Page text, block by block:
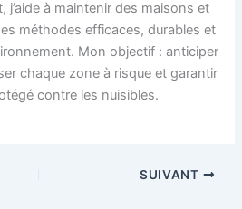
j’aide à maintenir des maisons et
méthodes efficaces, durables et
Mon objectif : anticiper
chaque zone à risque et garantir
contre les nuisibles.
SUIVANT